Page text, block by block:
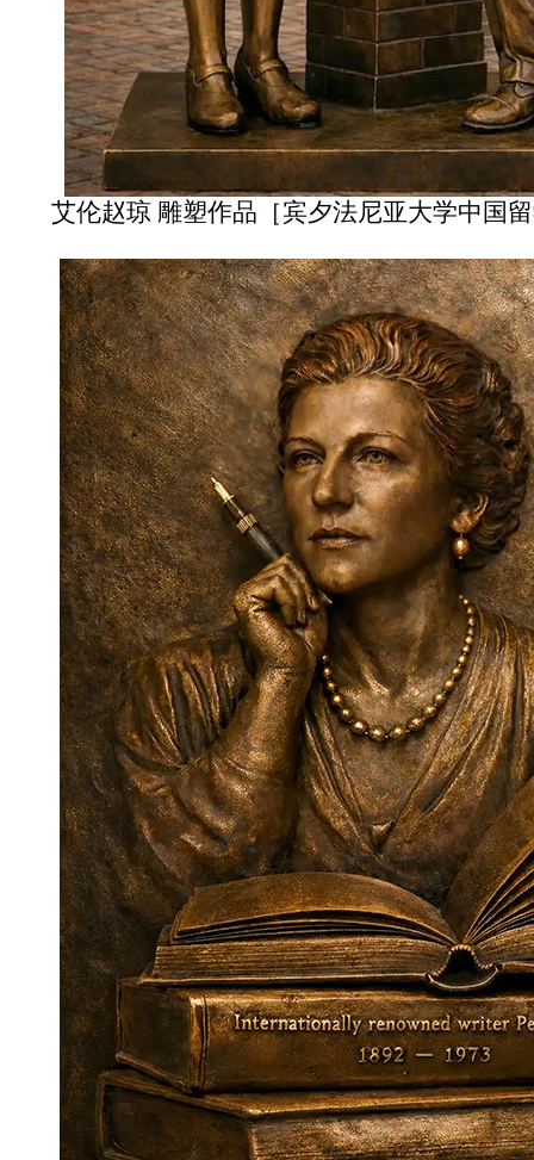
艾伦赵琼 雕塑作品［宾夕法尼亚大学中国